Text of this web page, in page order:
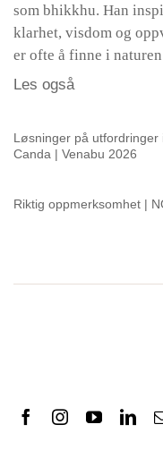
som bhikkhu. Han
klarhet, visdom og
er ofte å finne i
Les også
Løsninger på utfordringer
Canda | Venabu 2026
Riktig oppmerksomhet |